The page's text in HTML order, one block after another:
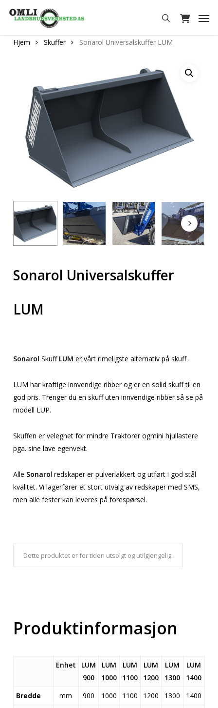
content
search
Hjem Skuffer Sonarol Universalskuffer LUM
Sonarol Universalskuffer
LUM
Sonarol Skuff LUM er vårt rimeligste alternativ på skuff .
LUM har kraftige innvendige ribber og er en solid skuff til en
god pris. Trenger du en skuff uten innvendige ribber så se på
modell LUP.
Skuffen er velegnet for mindre Traktorer ogmini hjullastere
pga. sine lave egenvekt.
Alle Sonarol redskaper er pulverlakkert og utført i god stål
kvalitet. Vi lagerfører et stort utvalg av redskaper med SMS,
men alle fester kan leveres på forespørsel.
Dette produktet er for tiden utsolgt og utilgjengelig.
Produktinformasjon
Enhet
LUM
900
LUM
1000
LUM
1100
LUM
1200
LUM
1300
LUM
1400
Bredde
mm 900 1000 1100 1200 1300
1400